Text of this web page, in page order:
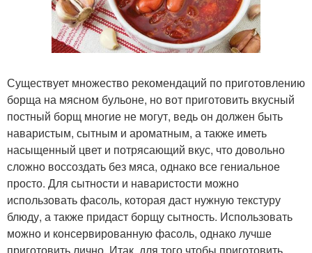
Существует множество рекомендаций по приготовлению
борща на мясном бульоне, но вот приготовить вкусный
постный борщ многие не могут, ведь он должен быть
наваристым, сытным и ароматным, а также иметь
насыщенный цвет и потрясающий вкус, что довольно
сложно воссоздать без мяса, однако все гениальное
просто. Для сытности и наваристости можно
использовать фасоль, которая даст нужную текстуру
блюду, а также придаст борщу сытность. Использовать
можно и консервированную фасоль, однако лучше